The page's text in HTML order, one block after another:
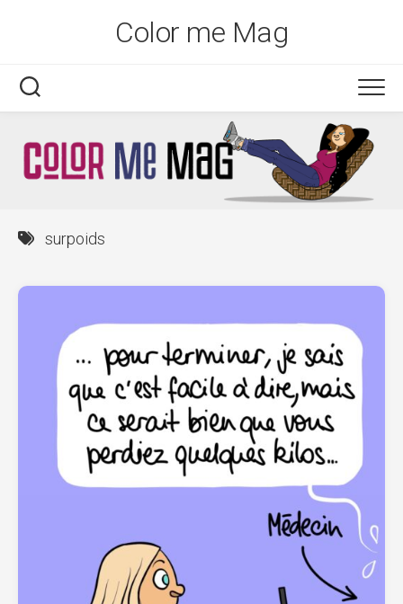
Color me Mag
surpoids